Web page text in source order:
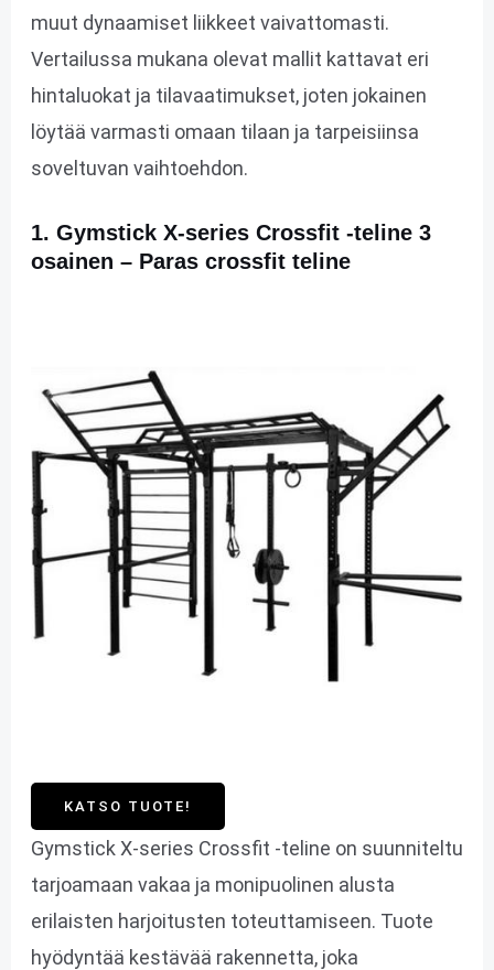
muut dynaamiset liikkeet vaivattomasti.
Vertailussa mukana olevat mallit kattavat eri
hintaluokat ja tilavaatimukset, joten jokainen
löytää varmasti omaan tilaan ja tarpeisiinsa
soveltuvan vaihtoehdon.
1. Gymstick X-series Crossfit -teline 3
osainen – Paras crossfit teline
KATSO TUOTE!
Gymstick X-series Crossfit -teline on suunniteltu
tarjoamaan vakaa ja monipuolinen alusta
erilaisten harjoitusten toteuttamiseen. Tuote
hyödyntää kestävää rakennetta, joka